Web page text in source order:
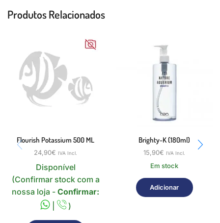
Produtos Relacionados
Flourish Potassium 500 ML
24,90€ IVA Incl.
Disponível
(Confirmar stock com a
nossa loja -Confirmar:
|
)
Brighty-K (180ml)
15,90€ IVA Incl.
Em stock
Adicionar